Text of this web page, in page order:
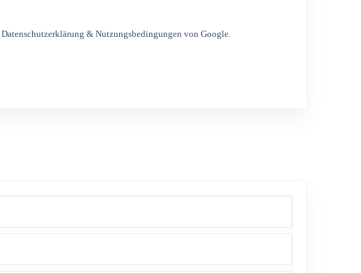
Datenschutzerklärung & Nutzungsbedingungen von Google.